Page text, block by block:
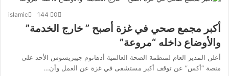
islamic 0
أكبر مجمع صحي في غزة أصبح ” خارج الخدمة”
والأوضاع داخله “مروعة”
أعلن المدير العام لمنظمة الصحة العالمية أدهانوم جيبريسوس الأحد على
منصة “أكس” عن توقف أكبر مستشفى في غزة عن العمل وأن…